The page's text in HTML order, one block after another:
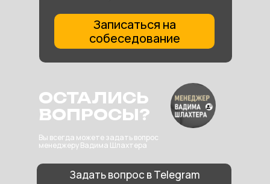
ОСТАЛИСЬ
ВОПРОСЫ?
Вы всегда можете задать вопрос
менеджеру Вадима Шлахтера
Записаться на
собеседование
Задать вопрос в Telegram